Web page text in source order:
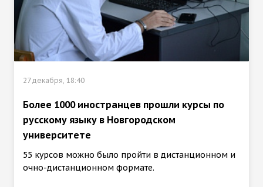
27 декабря, 18:40
Более 1000 иностранцев прошли курсы по
русскому языку в Новгородском
университете
55 курсов можно было пройти в дистанционном и
очно-дистанционном формате.